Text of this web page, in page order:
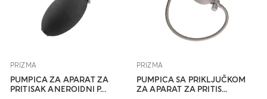
PRIZMA
PUMPICA ZA APARAT ZA
PRITISAK ANEROIDNI P...
PRIZMA
PUMPICA SA PRIKLJUČKOM
ZA APARAT ZA PRITIS...